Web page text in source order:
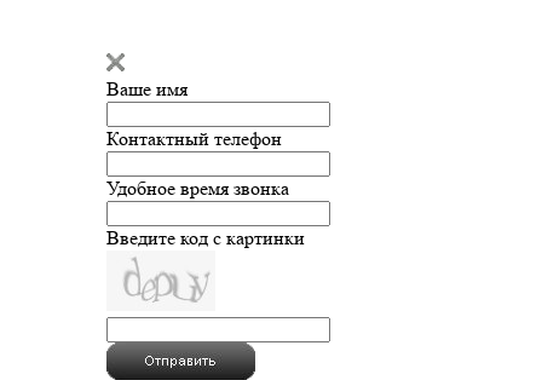
Ваше имя
Контактный телефон
Удобное время звонка
Введите код с картинки
Введите сообщение